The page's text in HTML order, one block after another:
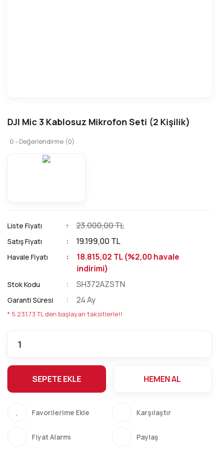
DJI Mic 3 Kablosuz Mikrofon Seti (2 Kişilik)
0 - Değerlendirme (0)
Liste Fiyatı 23.000,00 TL
Satış Fiyatı 19.199,00 TL
Havale Fiyatı
18.815,02 TL (%2,00 havale
indirimi)
Stok Kodu SH372AZSTN
Garanti Süresi 24 Ay
* 5.231,73 TL den başlayan taksitlerle!!
SEPETE EKLE HEMEN AL
Karşılaştır
Fiyat Alarmı Paylaş